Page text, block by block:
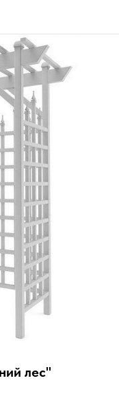
лес"